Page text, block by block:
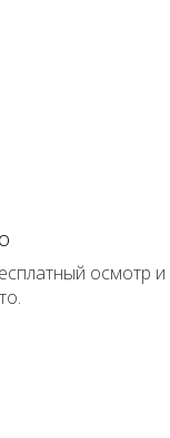
осмотр и